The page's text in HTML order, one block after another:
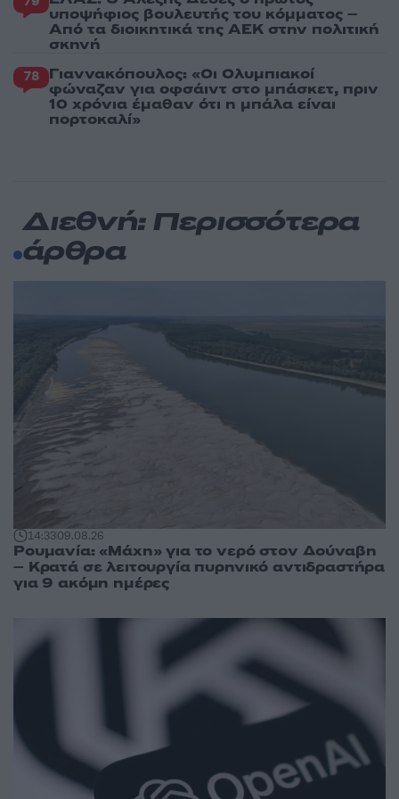
υποψήφιος βουλευτής του κόμματος –
Από τα διοικητικά της ΑΕΚ στην πολιτική
σκηνή
78 Γιαννακόπουλος: «Οι Ολυμπιακοί
φώναζαν για οφσάιντ στο μπάσκετ, πριν
10 χρόνια έμαθαν ότι η μπάλα είναι
πορτοκαλί»
Διεθνή: Περισσότερα
άρθρα
14:3309.08.26
Ρουμανία: «Μάχη» για το νερό στον Δούναβη
– Κρατά σε λειτουργία πυρηνικό αντιδραστήρα
για 9 ακόμη ημέρες